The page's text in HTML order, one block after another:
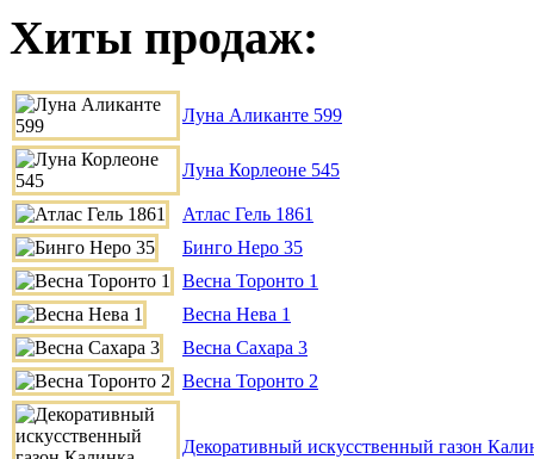
Хиты продаж:
Луна Аликанте 599
Луна Корлеоне 545
Атлас Гель 1861
Бинго Неро 35
Весна Торонто 1
Весна Нева 1
Весна Сахара 3
Весна Торонто 2
Декоративный искусственный газон